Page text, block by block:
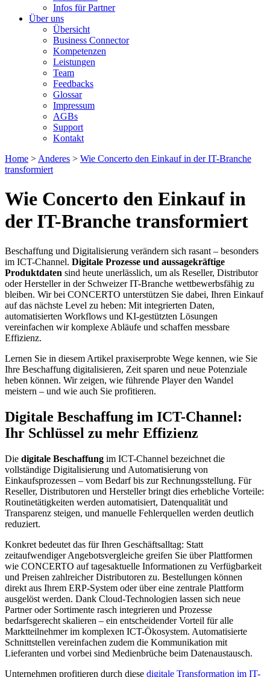
Infos für Partner
Über uns
Übersicht
Business Connector
Kompetenzen
Leistungen
Team
Feedbacks
Glossar
Impressum
AGBs
Support
Kontakt
Home > Anderes > Wie Concerto den Einkauf in der IT-Branche
transformiert
Wie Concerto den Einkauf in
der IT-Branche transformiert
Beschaffung und Digitalisierung verändern sich rasant – besonders
im ICT-Channel. Digitale Prozesse und aussagekräftige
Produktdaten sind heute unerlässlich, um als Reseller, Distributor
oder Hersteller in der Schweizer IT-Branche wettbewerbsfähig zu
bleiben. Wir bei CONCERTO unterstützen Sie dabei, Ihren Einkauf
auf das nächste Level zu heben: Mit integrierten Daten,
automatisierten Workflows und KI-gestützten Lösungen
vereinfachen wir komplexe Abläufe und schaffen messbare
Effizienz.
Lernen Sie in diesem Artikel praxiserprobte Wege kennen, wie Sie
Ihre Beschaffung digitalisieren, Zeit sparen und neue Potenziale
heben können. Wir zeigen, wie führende Player den Wandel
meistern – und wie auch Sie profitieren.
Digitale Beschaffung im ICT-Channel:
Ihr Schlüssel zu mehr Effizienz
Die digitale Beschaffung im ICT-Channel bezeichnet die
vollständige Digitalisierung und Automatisierung von
Einkaufsprozessen – vom Bedarf bis zur Rechnungsstellung. Für
Reseller, Distributoren und Hersteller bringt dies erhebliche Vorteile:
Routinetätigkeiten werden automatisiert, Datenqualität und
Transparenz steigen, und manuelle Fehlerquellen werden deutlich
reduziert.
Konkret bedeutet das für Ihren Geschäftsalltag: Statt
zeitaufwendiger Angebotsvergleiche greifen Sie über Plattformen
wie CONCERTO auf tagesaktuelle Informationen zu Verfügbarkeit
und Preisen zahlreicher Distributoren zu. Bestellungen können
direkt aus Ihrem ERP-System oder über eine zentrale Plattform
ausgelöst werden. Dank Cloud-Technologien lassen sich neue
Partner oder Sortimente rasch integrieren und Prozesse
bedarfsgerecht skalieren – ein entscheidender Vorteil für alle
Marktteilnehmer im komplexen ICT-Ökosystem. Automatisierte
Schnittstellen vereinfachen zudem die Kommunikation mit
Lieferanten und vorbei sind Medienbrüche beim Datenaustausch.
Unternehmen profitieren durch diese digitale Transformation im IT-